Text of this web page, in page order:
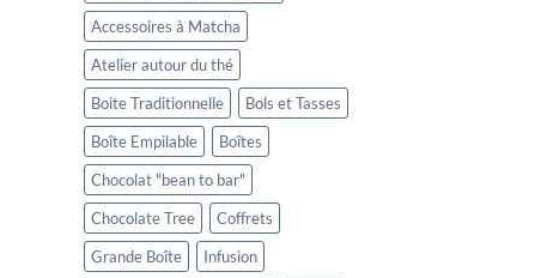
Accessoires à Matcha
Atelier autour du thé
Boite Traditionnelle
Bols et Tasses
Boîte Empilable
Boîtes
Chocolat "bean to bar"
Chocolate Tree
Coffrets
Grande Boîte
Infusion